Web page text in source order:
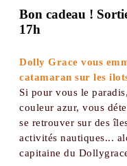
Bon cadeau !
17h
Dolly Grace vous
catamaran sur les
Si pour vous le
couleur azur, vous
se retrouver sur des
activités nautiques...
capitaine du